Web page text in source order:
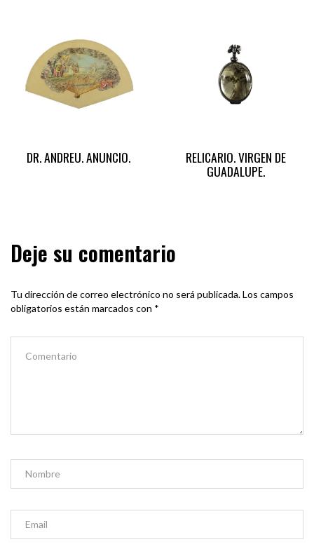
DR. ANDREU. ANUNCIO. RELICARIO. VIRGEN DE
GUADALUPE.
Deje su comentario
Tu dirección de correo electrónico no será publicada.Los campos
obligatorios están marcados con *